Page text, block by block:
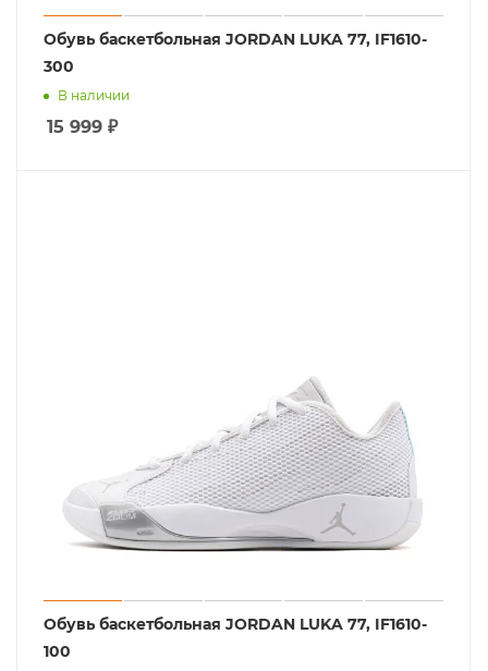
Обувь баскетбольная JORDAN LUKA 77, IF1610-
300
В наличии
15 999 ₽
Обувь баскетбольная JORDAN LUKA 77, IF1610-
100